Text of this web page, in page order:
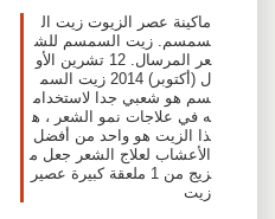
ماكينة عصر الزيوت زيت ال
سمسم. زيت السمسم للش
عر المرسال. 12 تشرين الأو
ل (أكتوبر) 2014 زيت السم
سم هو شعبي جدا لاستخدام
ه في علاجات نمو الشعر ، ه
ذا الزيت هو واحد من أفضل
الأعشاب لعلاج الشعر جعل م
زيج من 1 ملعقة كبيرة عصير
زيت